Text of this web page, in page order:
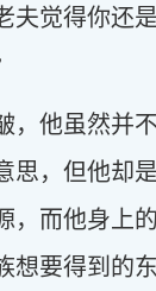
夫觉得你还
，他虽然并
思，但他却
，而他身上
想要得到的